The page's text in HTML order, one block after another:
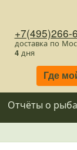
+7(495)266-
доставка по
4дня
Где
Отчёты о